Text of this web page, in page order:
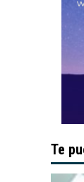
Te